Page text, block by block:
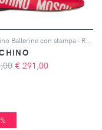
€ 291,00